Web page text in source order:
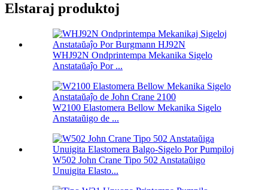
Elstaraj produktoj
WHJ92N Ondprintempa Mekanika Sigelo
Anstataŭaĵo Por ...
W2100 Elastomera Bellow Mekanika Sigelo
Anstataŭigo de ...
W502 John Crane Tipo 502 Anstataŭigo
Unuigita Elasto...